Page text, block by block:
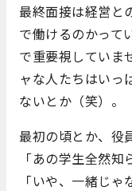
最終面接は経営と
で働けるのかって
で重要視していま
ャな人たちはいっ
ないとか（笑）。
最初の頃とか、役
「あの学生全然知
「いや、一緒じ